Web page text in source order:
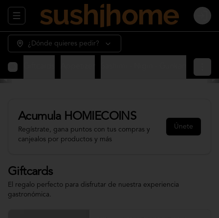
Abrir menu de navegación Login
¿Dónde quieres pedir?
Acumula HOMIECOINS
Regístrate, gana puntos con tus compras y
canjealos por productos y más
Únete
Giftcards
El regalo perfecto para disfrutar de nuestra experiencia
gastronómica.